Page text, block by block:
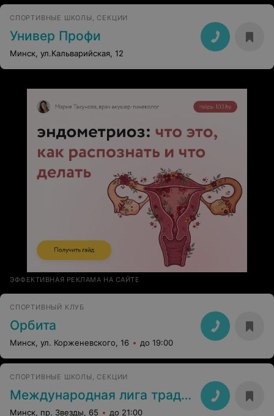
СПОРТИВНЫЕ ШКОЛЫ, СЕКЦИИ
Универ Профи
Минск, ул.Кальварийская, 12
ЭФФЕКТИВНАЯ РЕКЛАМА НА САЙТЕ
СПОРТИВНЫЙ КЛУБ
Орбита
Минск, ул. Корженевского, 16 до 19:00
СПОРТИВНЫЕ ШКОЛЫ, СЕКЦИИ
Международная лига традиционных боевых искусств
Минск, пр. Звезды, 65 до 21:00